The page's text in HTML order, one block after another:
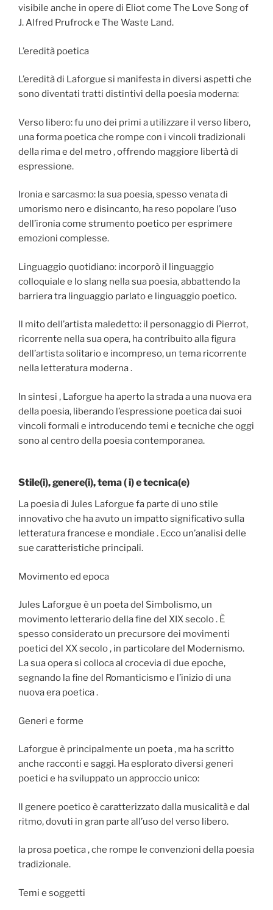
visibile anche in opere di Eliot come The Love Song of
J. Alfred Prufrock e The Waste Land.
L’eredità poetica
L’eredità di Laforgue si manifesta in diversi aspetti che
sono diventati tratti distintivi della poesia moderna:
Verso libero: fu uno dei primi a utilizzare il verso libero,
una forma poetica che rompe con i vincoli tradizionali
della rima e del metro , offrendo maggiore libertà di
espressione.
Ironia e sarcasmo: la sua poesia, spesso venata di
umorismo nero e disincanto, ha reso popolare l’uso
dell’ironia come strumento poetico per esprimere
emozioni complesse.
Linguaggio quotidiano: incorporò il linguaggio
colloquiale e lo slang nella sua poesia, abbattendo la
barriera tra linguaggio parlato e linguaggio poetico.
Il mito dell’artista maledetto: il personaggio di Pierrot,
ricorrente nella sua opera, ha contribuito alla figura
dell’artista solitario e incompreso, un tema ricorrente
nella letteratura moderna .
In sintesi , Laforgue ha aperto la strada a una nuova era
della poesia, liberando l’espressione poetica dai suoi
vincoli formali e introducendo temi e tecniche che oggi
sono al centro della poesia contemporanea.
Stile(i), genere(i), tema ( i) e tecnica(e)
La poesia di Jules Laforgue fa parte di uno stile
innovativo che ha avuto un impatto significativo sulla
letteratura francese e mondiale . Ecco un’analisi delle
sue caratteristiche principali.
Movimento ed epoca
Jules Laforgue è un poeta del Simbolismo, un
movimento letterario della fine del XIX secolo . È
spesso considerato un precursore dei movimenti
poetici del XX secolo , in particolare del Modernismo.
La sua opera si colloca al crocevia di due epoche,
segnando la fine del Romanticismo e l’inizio di una
nuova era poetica .
Generi e forme
Laforgue è principalmente un poeta , ma ha scritto
anche racconti e saggi. Ha esplorato diversi generi
poetici e ha sviluppato un approccio unico:
Il genere poetico è caratterizzato dalla musicalità e dal
ritmo, dovuti in gran parte all’uso del verso libero.
la prosa poetica , che rompe le convenzioni della poesia
tradizionale.
Temi e soggetti